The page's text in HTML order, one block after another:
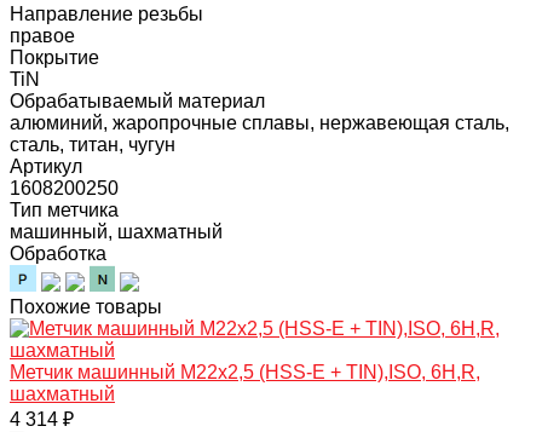
Направление резьбы
правое
Покрытие
TiN
Обрабатываемый материал
алюминий, жаропрочные сплавы, нержавеющая сталь,
сталь, титан, чугун
Артикул
1608200250
Тип метчика
машинный, шахматный
Обработка
Похожие товары
Метчик машинный M22х2,5 (HSS-E + TIN),ISO, 6H,R,
шахматный
4 314 ₽